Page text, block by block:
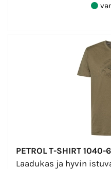
PETROL T-SHIRT
Laadukas ja hyvin